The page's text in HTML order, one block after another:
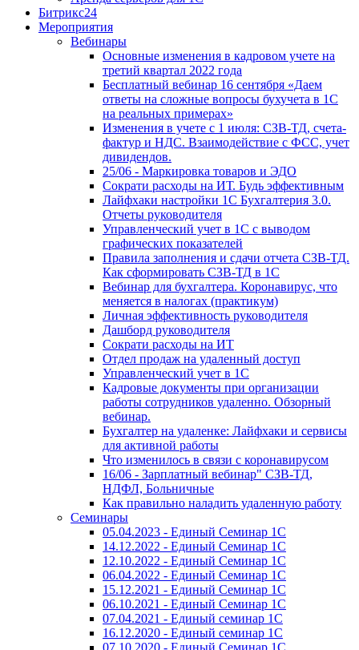
Битрикс24
Мероприятия
Вебинары
Основные изменения в кадровом учете на
третий квартал 2022 года
Бесплатный вебинар 16 сентября «Даем
ответы на сложные вопросы бухучета в 1С
на реальных примерах»
Изменения в учете с 1 июля: СЗВ-ТД, счета-
фактур и НДС. Взаимодействие с ФСС, учет
дивидендов.
25/06 - Маркировка товаров и ЭДО
Сократи расходы на ИТ. Будь эффективным
Лайфхаки настройки 1С Бухгалтерия 3.0.
Отчеты руководителя
Управленческий учет в 1С с выводом
графических показателей
Правила заполнения и сдачи отчета СЗВ-ТД.
Как сформировать СЗВ-ТД в 1С
Вебинар для бухгалтера. Коронавирус, что
меняется в налогах (практикум)
Личная эффективность руководителя
Дашборд руководителя
Сократи расходы на ИТ
Отдел продаж на удаленный доступ
Управленческий учет в 1С
Кадровые документы при организации
работы сотрудников удаленно. Обзорный
вебинар.
Бухгалтер на удаленке: Лайфхаки и сервисы
для активной работы
Что изменилось в связи с коронавирусом
16/06 - Зарплатный вебинар" СЗВ-ТД,
НДФЛ, Больничные
Как правильно наладить удаленную работу
Семинары
05.04.2023 - Единый Семинар 1С
14.12.2022 - Единый Семинар 1С
12.10.2022 - Единый Семинар 1С
06.04.2022 - Единый Семинар 1С
15.12.2021 - Единый Семинар 1С
06.10.2021 - Единый Семинар 1С
07.04.2021 - Единый семинар 1С
16.12.2020 - Единый семинар 1С
07.10.2020 - Единый Семинар 1С